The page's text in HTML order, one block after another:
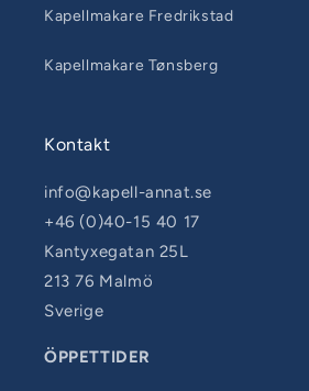
Kapellmakare Fredrikstad
Kapellmakare Tønsberg
Kontakt
info@kapell-annat.se
+46 (0)40-15 40 17
Kantyxegatan 25L
213 76 Malmö
Sverige
ÖPPETTIDER